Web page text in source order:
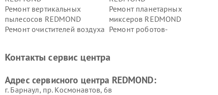
Ремонт вертикальных
пылесосов REDMOND
Ремонт планетарных
миксеров REDMOND
Ремонт очистителей воздуха Ремонт роботов-
Контакты сервис центра
Адрес сервисного центра REDMOND:
г. Барнаул, ​пр. Космонавтов, 6в